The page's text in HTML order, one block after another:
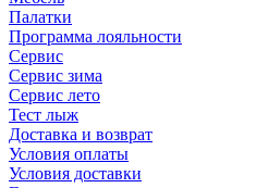
Палатки
Программа лояльности
Сервис
Сервис зима
Сервис лето
Тест лыж
Доставка и возврат
Условия оплаты
Условия доставки